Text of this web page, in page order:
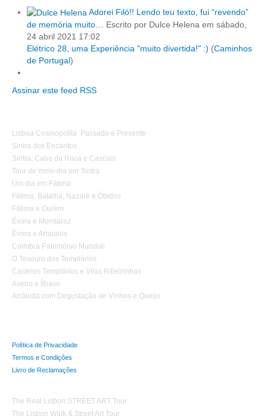
Adorei Filó!! Lendo teu texto, fui “revendo”
de memória muito… Escrito por Dulce Helena em sábado,
24 abril 2021 17:02
Elétrico 28, uma Experiência "muito divertida!" :) (Caminhos
de Portugal)
Assinar este feed RSS
Lisboa Cosmopolita Passado e Presente
Sintra dos Encantos
Sintra, Cabo da Roca e Cascais
Tour de meio-dia em Sintra
Um dia em Fátima
Fátima, Batalha, Nazaré e Óbidos
Fátima e Ourém
Évora e Monsaraz
Évora e Arraiolos
Coimbra Património Mundial
O Tesouro dos Templários
Castelos Templários e Vilas Ribeirinhas
Aveiro e Ílhavo
Arrábida com Degustação de Vinhos e Queijo
Política de Privacidade
Termos e Condições
Livro de Reclamações
The Real Lisbon STREET ART Tour
The Lisbon Walk & Street Art Tour